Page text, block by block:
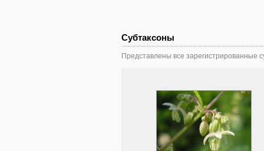
Субтаксоны
Представлены все зарегистрированные